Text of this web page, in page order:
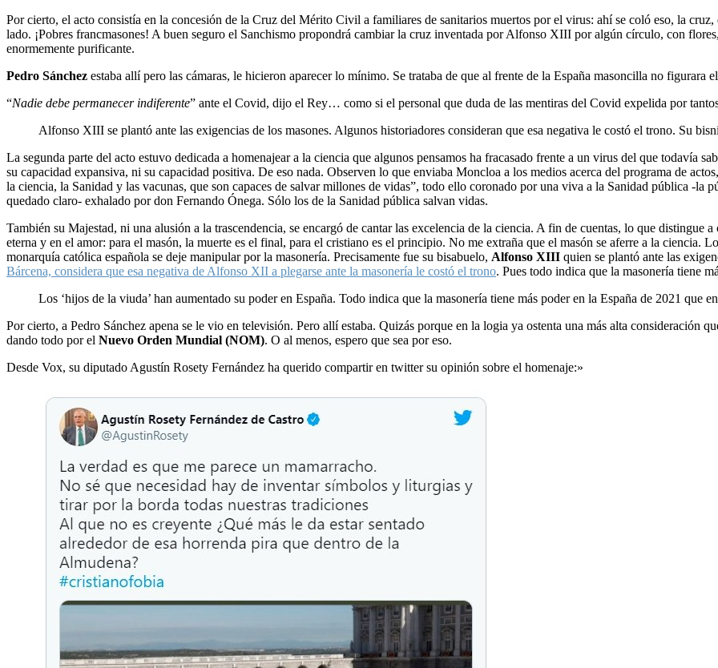
Por cierto, el acto consistía en la concesión de la Cruz del Mérito Civil a familiares de sanitarios muertos por el virus: ahí se coló eso, la
lado. ¡Pobres francmasones! A buen seguro el Sanchismo propondrá cambiar la cruz inventada por Alfonso XIII por algún círculo, con
enormemente purificante.
Pedro Sánchez estaba allí pero las cámaras, le hicieron aparecer lo mínimo. Se trataba de que al frente de la España masoncilla no figurara
“Nadie debe permanecer indiferente” ante el Covid, dijo el Rey… como si el personal que duda de las mentiras del Covid expelida por
Alfonso XIII se plantó ante las exigencias de los masones. Algunos historiadores consideran que esa negativa le costó el trono. Su
La segunda parte del acto estuvo dedicada a homenajear a la ciencia que algunos pensamos ha fracasado frente a un virus del que todavía
su capacidad expansiva, ni su capacidad positiva. De eso nada. Observen lo que enviaba Moncloa a los medios acerca del programa de
la ciencia, la Sanidad y las vacunas, que son capaces de salvar millones de vidas”, todo ello coronado por una viva a la Sanidad pública -la
quedado claro- exhalado por don Fernando Ónega. Sólo los de la Sanidad pública salvan vidas.
También su Majestad, ni una alusión a la trascendencia, se encargó de cantar las excelencia de la ciencia. A fin de cuentas, lo que distingue
eterna y en el amor: para el masón, la muerte es el final, para el cristiano es el principio. No me extraña que el masón se aferre a la ciencia.
monarquía católica española se deje manipular por la masonería. Precisamente fue su bisabuelo, Alfonso XIII quien se plantó ante las
Bárcena, considera que esa negativa de Alfonso XII a plegarse ante la masonería le costó el trono. Pues todo indica que la masonería tiene
Los ‘hijos de la viuda’ han aumentado su poder en España. Todo indica que la masonería tiene más poder en la España de 2021 que
Por cierto, a Pedro Sánchez apena se le vio en televisión. Pero allí estaba. Quizás porque en la logia ya ostenta una más alta consideración
dando todo por el Nuevo Orden Mundial (NOM). O al menos, espero que sea por eso.
Desde Vox, su diputado Agustín Rosety Fernández ha querido compartir en twitter su opinión sobre el homenaje:»